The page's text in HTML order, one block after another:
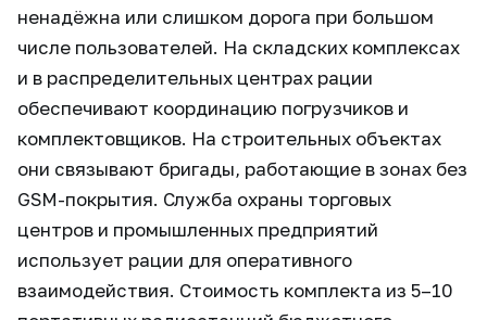
ненадёжна или слишком дорога при большом
числе пользователей. На складских комплексах
и в распределительных центрах рации
обеспечивают координацию погрузчиков и
комплектовщиков. На строительных объектах
они связывают бригады, работающие в зонах без
GSM-покрытия. Служба охраны торговых
центров и промышленных предприятий
использует рации для оперативного
взаимодействия. Стоимость комплекта из 5–10